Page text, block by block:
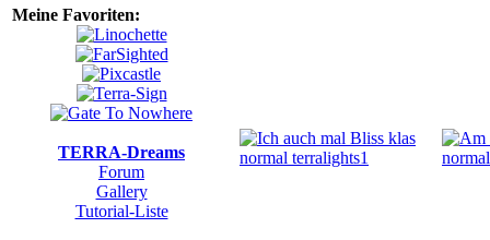
Meine Favoriten:
TERRA-Dreams
Forum
Gallery
Tutorial-Liste